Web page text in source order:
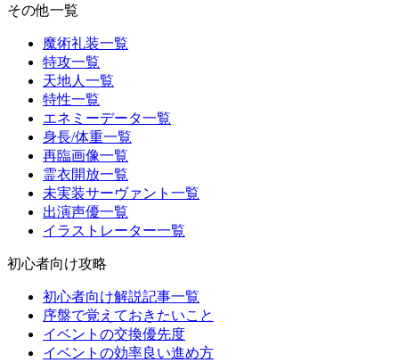
その他一覧
魔術礼装一覧
特攻一覧
天地人一覧
特性一覧
エネミーデータ一覧
身長/体重一覧
再臨画像一覧
霊衣開放一覧
未実装サーヴァント一覧
出演声優一覧
イラストレーター一覧
初心者向け攻略
初心者向け解説記事一覧
序盤で覚えておきたいこと
イベントの交換優先度
イベントの効率良い進め方